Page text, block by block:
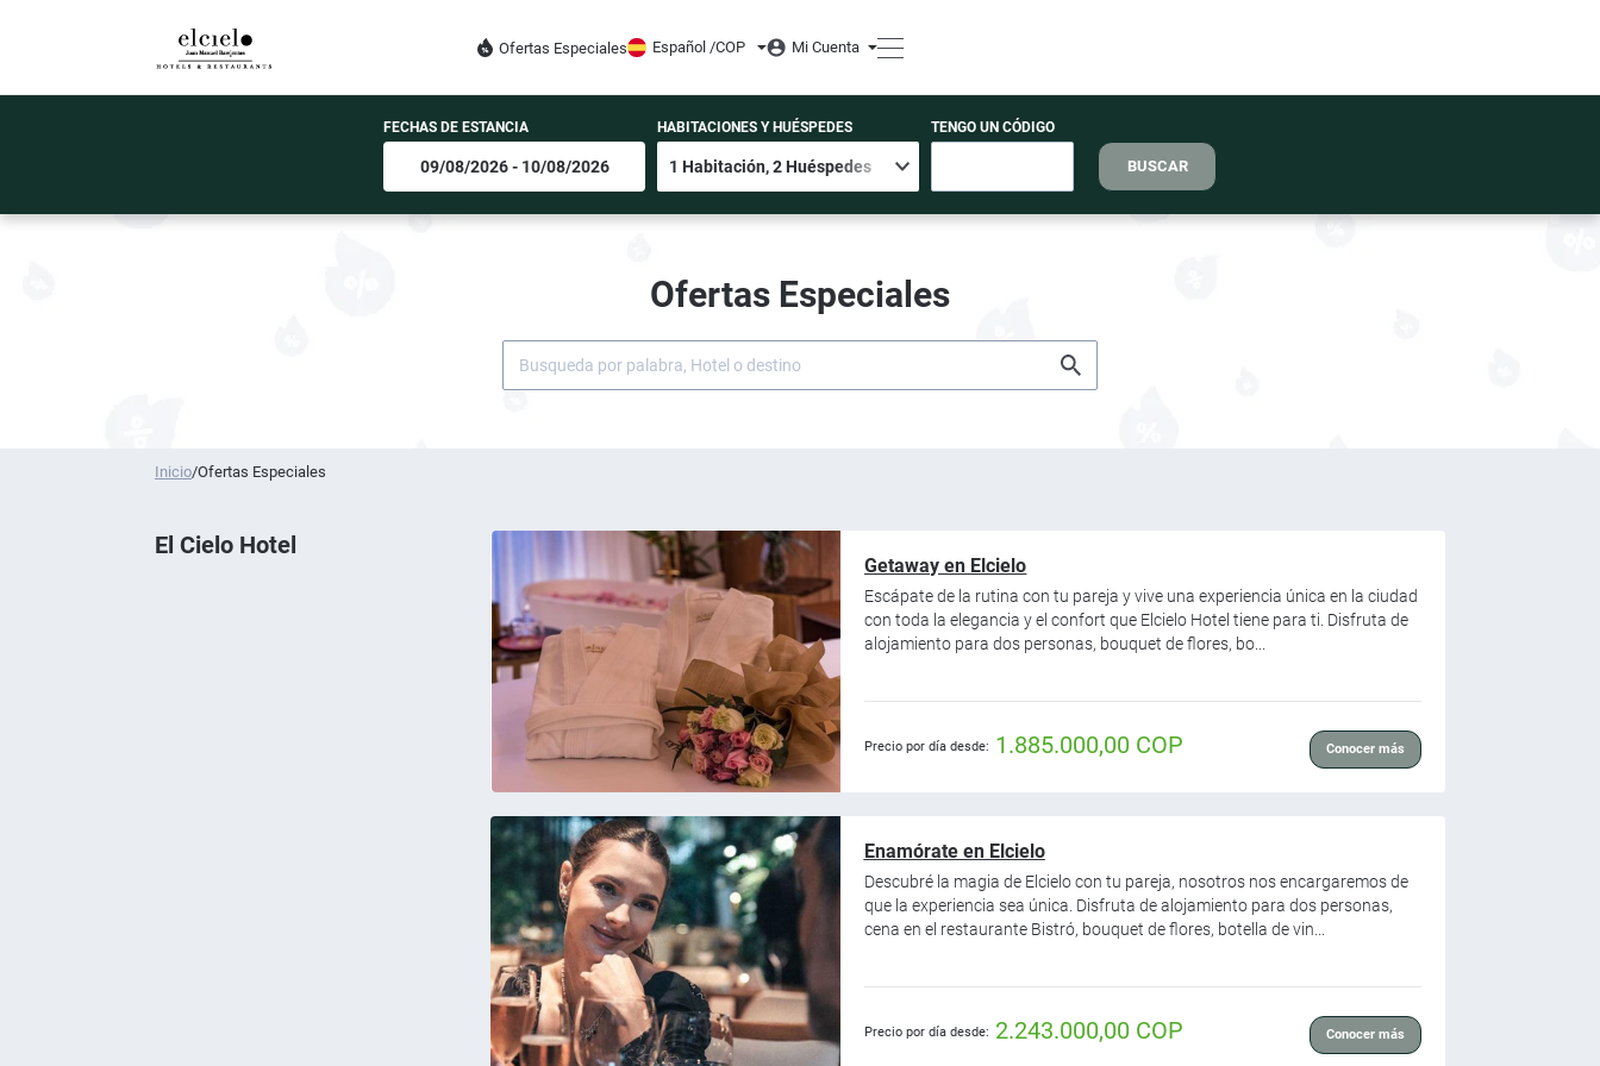
Ofertas Especiales Español /COP Mi Cuenta
FECHAS DE ESTANCIA HABITACIONES Y HUÉSPEDES TENGO UN CÓDIGO
BUSCAR
Ofertas Especiales
Inicio/Ofertas Especiales
El Cielo Hotel
Getaway en Elcielo
Escápate de la rutina con tu pareja y vive una experiencia única en la ciudad
con toda la elegancia y el confort que Elcielo Hotel tiene para ti. Disfruta de
alojamiento para dos personas, bouquet de flores, bo...
Precio por día desde: 1.885.000,00 COP Conocer más
Enamórate en Elcielo
Descubré la magia de Elcielo con tu pareja, nosotros nos encargaremos de
que la experiencia sea única. Disfruta de alojamiento para dos personas,
cena en el restaurante Bistró, bouquet de flores, botella de vin...
Precio por día desde: 2.243.000,00 COP Conocer más